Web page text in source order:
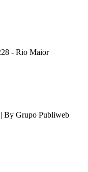
- Rio Maior
By Grupo Publiweb